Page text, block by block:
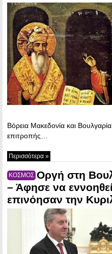
Βόρεια Μακεδονία και
επιτροπής…
Περισσότερα »
ΚΟΣΜΟΣ Οργή στη
– Άφησε να εννοηθεί
επινόησαν την